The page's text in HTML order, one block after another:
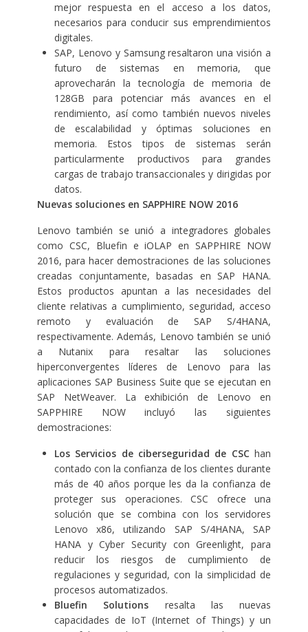
mejor respuesta en el acceso a los datos,
necesarios para conducir sus emprendimientos
digitales.
SAP, Lenovo y Samsung resaltaron una visión a
futuro de sistemas en memoria, que
aprovecharán la tecnología de memoria de
128GB para potenciar más avances en el
rendimiento, así como también nuevos niveles
de escalabilidad y óptimas soluciones en
memoria. Estos tipos de sistemas serán
particularmente productivos para grandes
cargas de trabajo transaccionales y dirigidas por
datos.
Nuevas soluciones en SAPPHIRE NOW 2016
Lenovo también se unió a integradores globales
como CSC, Bluefin e iOLAP en SAPPHIRE NOW
2016, para hacer demostraciones de las soluciones
creadas conjuntamente, basadas en SAP HANA.
Estos productos apuntan a las necesidades del
cliente relativas a cumplimiento, seguridad, acceso
remoto y evaluación de SAP S/4HANA,
respectivamente. Además, Lenovo también se unió
a Nutanix para resaltar las soluciones
hiperconvergentes líderes de Lenovo para las
aplicaciones SAP Business Suite que se ejecutan en
SAP NetWeaver. La exhibición de Lenovo en
SAPPHIRE NOW incluyó las siguientes
demostraciones:
Los Servicios de ciberseguridad de CSChan
contado con la confianza de los clientes durante
más de 40 años porque les da la confianza de
proteger sus operaciones. CSC ofrece una
solución que se combina con los servidores
Lenovo x86, utilizando SAP S/4HANA, SAP
HANA y Cyber Security con Greenlight, para
reducir los riesgos de cumplimiento de
regulaciones y seguridad, con la simplicidad de
procesos automatizados.
Bluefin Solutions resalta las nuevas
capacidades de IoT (Internet of Things) y un